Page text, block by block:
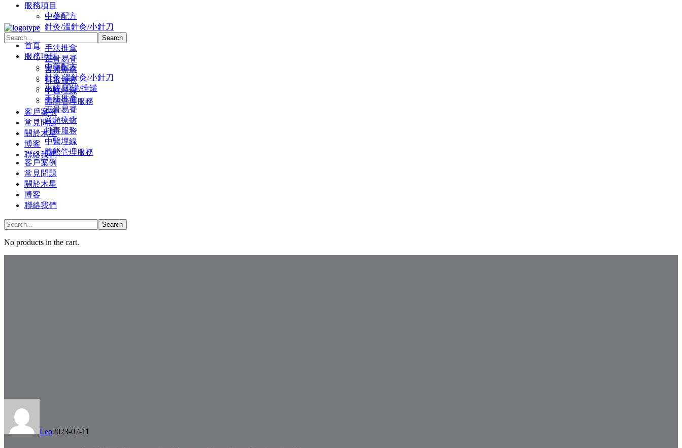
服務項目
中藥配方
針灸/溫針灸/小針刀
手法推拿
正骨易脊
⾳頻療癒
排毒服務
中醫埋線
體態管理服務
客戶案例
常見問題
關於木星
博客
聯絡我們
首頁
服務項目
中藥配方
針灸/溫針灸/小針刀
火罐/閃罐/推罐
手法推拿
正骨易脊
⾳頻療癒
排毒服務
中醫埋線
體態管理服務
客戶案例
常見問題
關於木星
博客
聯絡我們
No products in the cart.
Leo2023-07-11